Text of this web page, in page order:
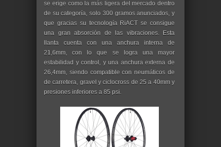
se erige como la más ligera del mercado dentro
de su categoría, solo 300 gramos anunciados, y
que gracias su tecnología RiACT se consigue
una gran absorción de las vibraciones. Esta
llanta cuenta con una anchura interna de
21,6mm, con lo que se logra una mayor
estabilidad y control, y una anchura externa de
26,4mm, siendo compatible con neumáticos de
de carretera, gravel y ciclocross de 25 a 40mm y
presiones inferiores a 85 psi.